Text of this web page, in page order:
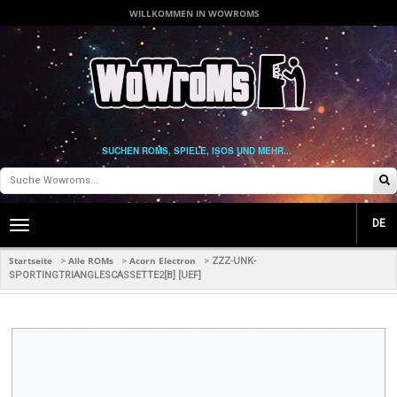
WILLKOMMEN IN WOWROMS
SUCHEN ROMS, SPIELE, ISOS UND MEHR...
Toggle
navigation
DE
Startseite > Alle ROMs > Acorn Electron > ZZZ-UNK-
SPORTINGTRIANGLESCASSETTE2[B] [UEF]